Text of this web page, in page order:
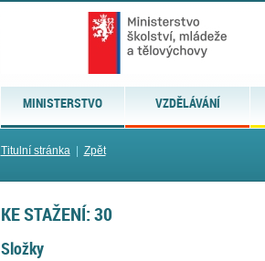
MINISTERSTVO VZDĚLÁVÁNÍ
Titulní stránka| Zpět
KE STAŽENÍ: 30
Složky